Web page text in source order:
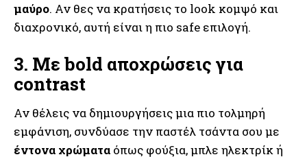
μαύρο. Αν θες να κρατήσεις το look κομψό και
διαχρονικό, αυτή είναι η πιο safe επιλογή.
3. Με bold αποχρώσεις για
contrast
Αν θέλεις να δημιουργήσεις μια πιο τολμηρή
εμφάνιση, συνδύασε την παστέλ τσάντα σου με
έντονα χρώματα όπως φούξια, μπλε ηλεκτρίκ ή